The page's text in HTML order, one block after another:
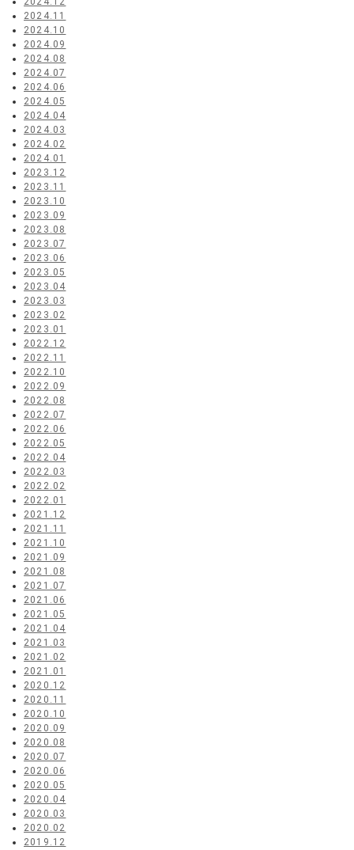
2024.11
2024.10
2024.09
2024.08
2024.07
2024.06
2024.05
2024.04
2024.03
2024.02
2024.01
2023.12
2023.11
2023.10
2023.09
2023.08
2023.07
2023.06
2023.05
2023.04
2023.03
2023.02
2023.01
2022.12
2022.11
2022.10
2022.09
2022.08
2022.07
2022.06
2022.05
2022.04
2022.03
2022.02
2022.01
2021.12
2021.11
2021.10
2021.09
2021.08
2021.07
2021.06
2021.05
2021.04
2021.03
2021.02
2021.01
2020.12
2020.11
2020.10
2020.09
2020.08
2020.07
2020.06
2020.05
2020.04
2020.03
2020.02
2019.12